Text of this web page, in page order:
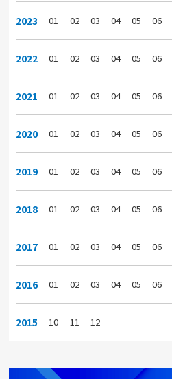
2023 01 02 03 04 05 06
2022 01 02 03 04 05 06
2021 01 02 03 04 05 06
2020 01 02 03 04 05 06
2019 01 02 03 04 05 06
2018 01 02 03 04 05 06
2017 01 02 03 04 05 06
2016 01 02 03 04 05 06
2015 10 11 12